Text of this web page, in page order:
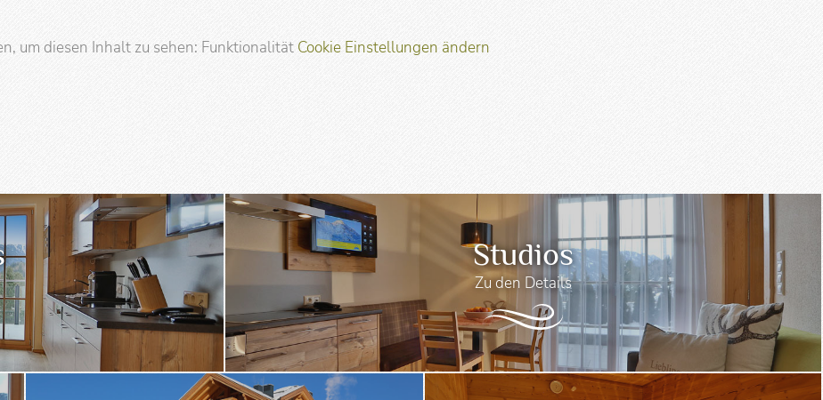
um diesen Inhalt zu sehen: Funktionalität Cookie Einstellungen ändern
Studios
Zu den Details